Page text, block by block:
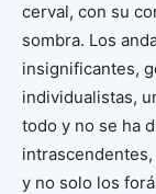
cerval, con su
sombra. Los
insignificantes,
individualistas,
todo y no se ha
y no solo los